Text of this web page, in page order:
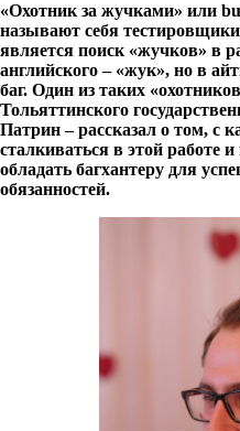
«Охотник за жучками» или
называют себя
является поиск «жучков» в
английского – «жук», но в
баг. Один из таких
Тольяттинского
Патрин – рассказал о том, с
сталкиваться в этой работе
обладать багхантеру для
обязанностей.